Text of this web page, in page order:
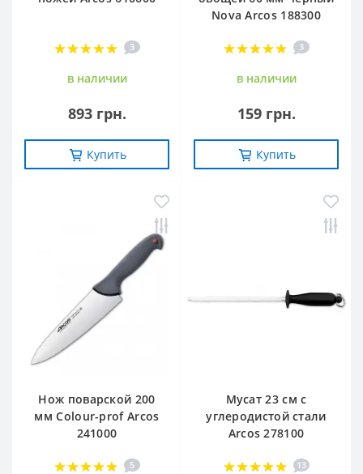
3
в наличии
893 грн.
Купить
Nova Arcos 188300
3
в наличии
159 грн.
Купить
Нож поварской 200
мм Сolour-prof Arcos
241000
5
Мусат 23 см с
углеродистой стали
Arcos 278100
13